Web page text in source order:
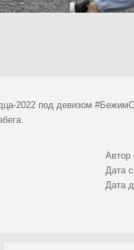
2022 под девизом
Автор
Дата
Дата